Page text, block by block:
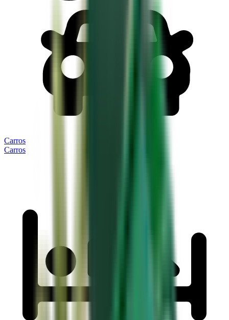
Carros
Carros